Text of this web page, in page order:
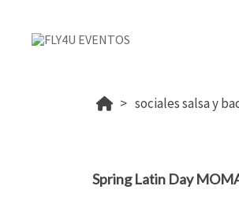
sociales salsa y
Spring Latin Day